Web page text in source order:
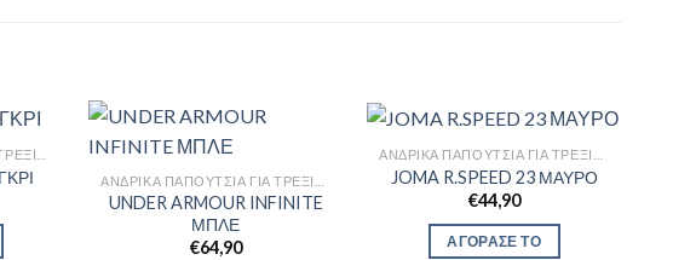
UNDER ARMOUR INFINITE
ΜΠΛΕ
€64,90
JOMA R.SPEED 23 ΜΑΥΡΟ
€44,90
ΑΓΟΡΑΣΕ ΤΟ